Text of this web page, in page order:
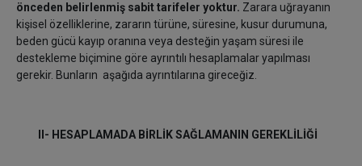
önceden belirlenmiş sabit tarifeler yoktur. Zarara uğrayanın
kişisel özelliklerine, zararın türüne, süresine, kusur durumuna,
beden gücü kayıp oranına veya desteğin yaşam süresi ile
destekleme biçimine göre ayrıntılı hesaplamalar yapılması
gerekir. Bunların aşağıda ayrıntılarına gireceğiz.
II- HESAPLAMADA BİRLİK SAĞLAMANIN GEREKLİLİĞİ